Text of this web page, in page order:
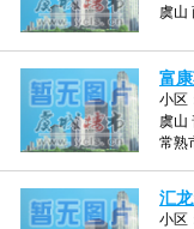
虞山
富
小区
虞山
常熟
汇
小区